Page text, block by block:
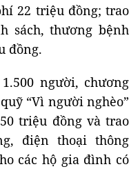
22 triệu đồng; trao
sách, thương bệnh
đồng.
người, chương
“Vì người nghèo”
triệu đồng và trao
điện thoại thông
các hộ gia đình có